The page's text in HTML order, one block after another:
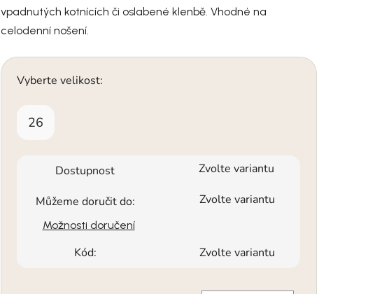
vpadnutých kotnících či oslabené klenbě. Vhodné na
celodenní nošení.
Vyberte velikost:
26
Dostupnost Zvolte variantu
Můžeme doručit do: Zvolte variantu
Možnosti doručení
Kód: Zvolte variantu